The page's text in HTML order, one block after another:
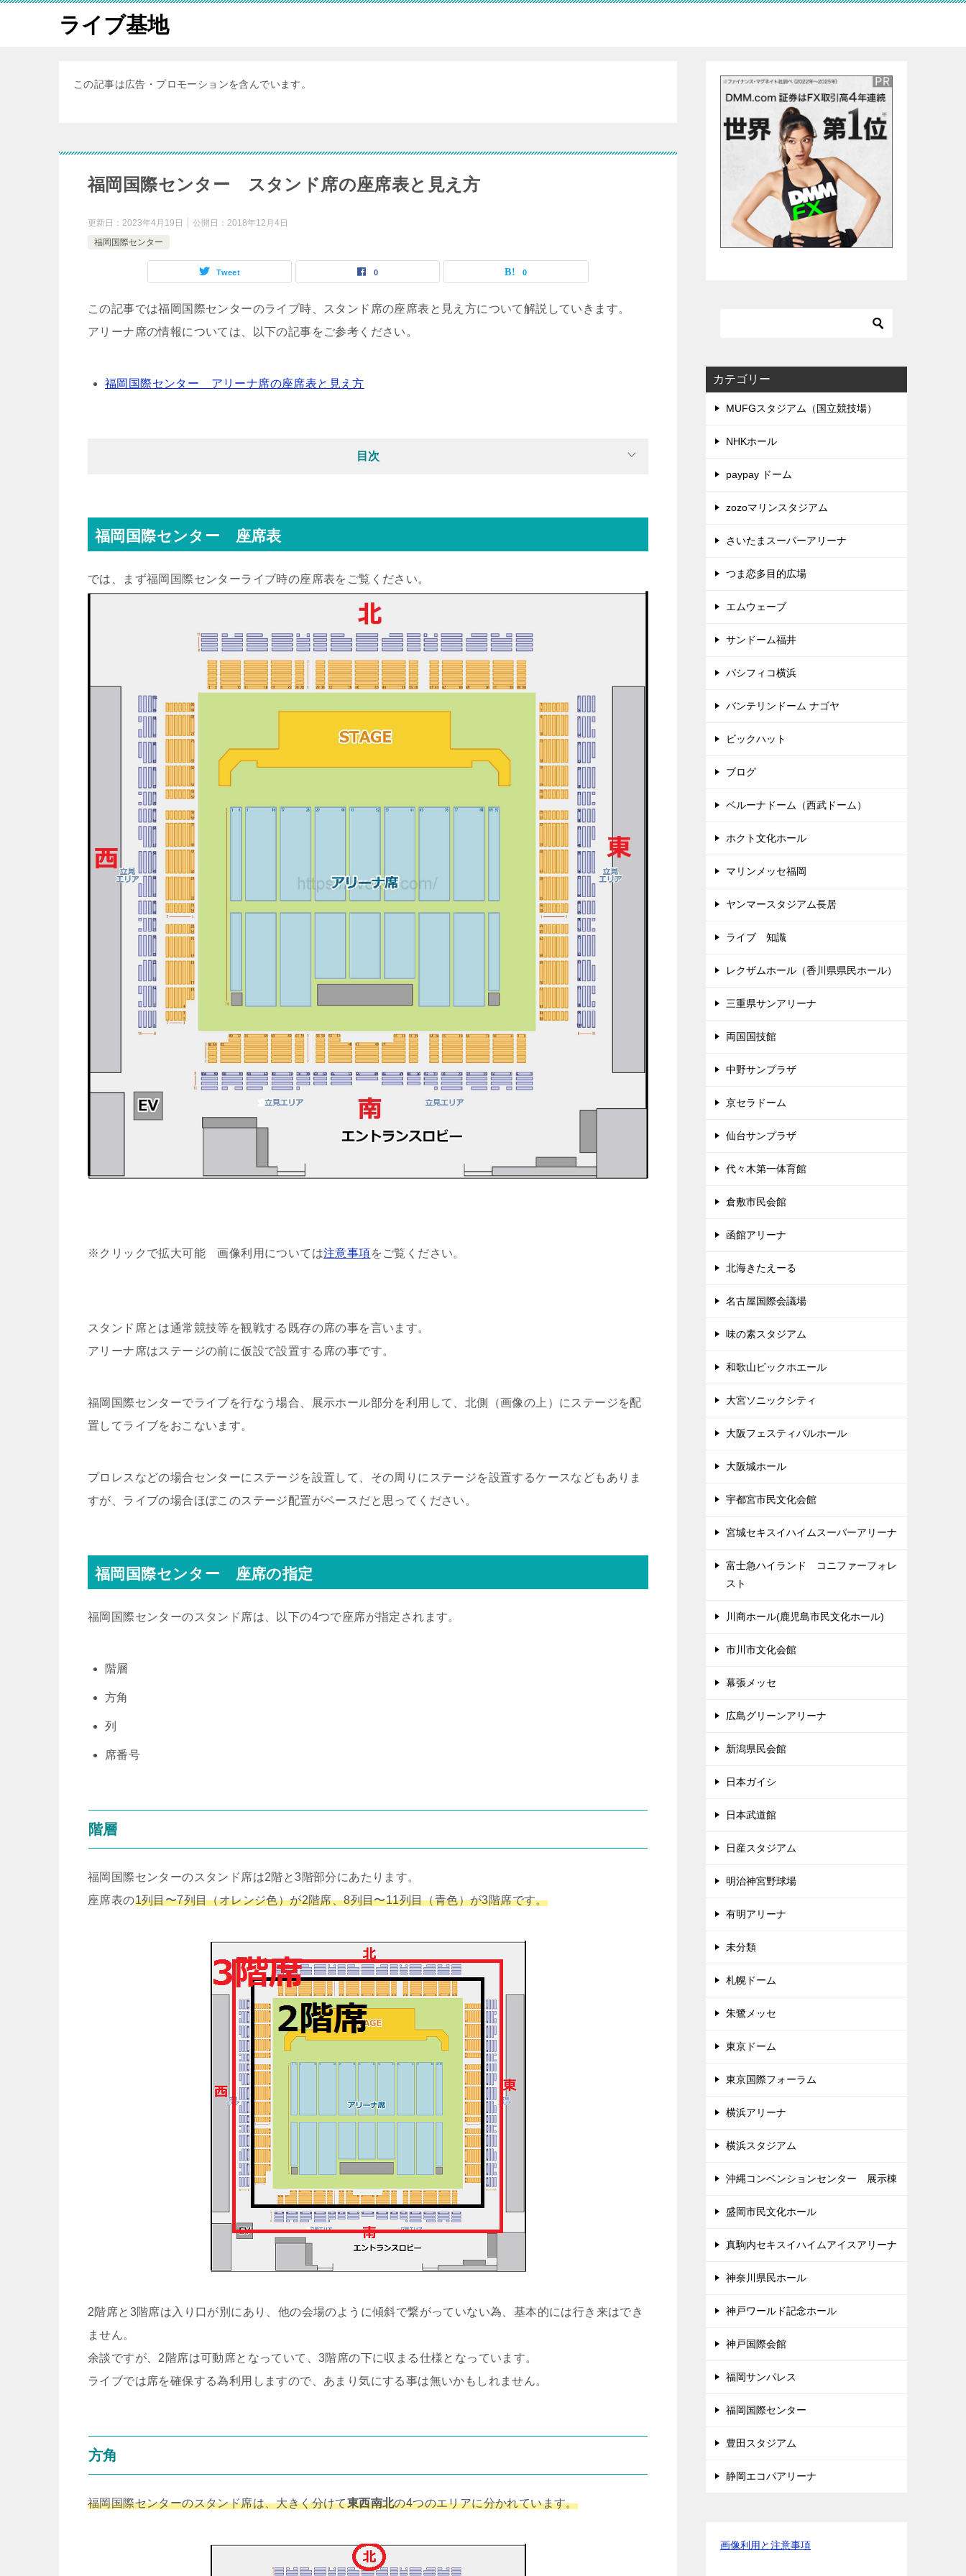
ライブ基地
この記事は広告・プロモーションを含んでいます。
福岡国際センター スタンド席の座席表と見え方
更新日： 2023年4月19日 公開日： 2018年12月4日
福岡国際センター
Tweet 0 0
この記事では福岡国際センターのライブ時、スタンド席の座席表と見え方について解説していきます。
アリーナ席の情報については、以下の記事をご参考ください。
福岡国際センター アリーナ席の座席表と見え方
目次
福岡国際センター 座席表
では、まず福岡国際センターライブ時の座席表をご覧ください。
※クリックで拡大可能 画像利用については注意事項をご覧ください。
スタンド席とは通常競技等を観戦する既存の席の事を言います。
アリーナ席はステージの前に仮設で設置する席の事です。
福岡国際センターでライブを行なう場合、展示ホール部分を利用して、北側（画像の上）にステージを配
置してライブをおこないます。
プロレスなどの場合センターにステージを設置して、その周りにステージを設置するケースなどもありま
すが、ライブの場合ほぼこのステージ配置がベースだと思ってください。
福岡国際センター 座席の指定
福岡国際センターのスタンド席は、以下の4つで座席が指定されます。
階層
方角
列
席番号
階層
福岡国際センターのスタンド席は2階と3階部分にあたります。
座席表の1列目〜7列目（オレンジ色）が2階席、8列目〜11列目（青色）が3階席です。
2階席と3階席は入り口が別にあり、他の会場のように傾斜で繋がっていない為、基本的には行き来はでき
ません。
余談ですが、2階席は可動席となっていて、3階席の下に収まる仕様となっています。
ライブでは席を確保する為利用しますので、あまり気にする事は無いかもしれません。
方角
福岡国際センターのスタンド席は、大きく分けて東西南北の4つのエリアに分かれています。
カテゴリー
MUFGスタジアム（国立競技場）
NHKホール
paypay ドーム
zozoマリンスタジアム
さいたまスーパーアリーナ
つま恋多目的広場
エムウェーブ
サンドーム福井
パシフィコ横浜
バンテリンドーム ナゴヤ
ビックハット
ブログ
ベルーナドーム（西武ドーム）
ホクト文化ホール
マリンメッセ福岡
ヤンマースタジアム長居
ライブ 知識
レクザムホール（香川県県民ホール）
三重県サンアリーナ
両国国技館
中野サンプラザ
京セラドーム
仙台サンプラザ
代々木第一体育館
倉敷市民会館
函館アリーナ
北海きたえーる
名古屋国際会議場
味の素スタジアム
和歌山ビックホエール
大宮ソニックシティ
大阪フェスティバルホール
大阪城ホール
宇都宮市民文化会館
宮城セキスイハイムスーパーアリーナ
富士急ハイランド コニファーフォレ
スト
川商ホール(鹿児島市民文化ホール)
市川市文化会館
幕張メッセ
広島グリーンアリーナ
新潟県民会館
日本ガイシ
日本武道館
日産スタジアム
明治神宮野球場
有明アリーナ
未分類
札幌ドーム
朱鷺メッセ
東京ドーム
東京国際フォーラム
横浜アリーナ
横浜スタジアム
沖縄コンベンションセンター 展示棟
盛岡市民文化ホール
真駒内セキスイハイムアイスアリーナ
神奈川県民ホール
神戸ワールド記念ホール
神戸国際会館
福岡サンパレス
福岡国際センター
豊田スタジアム
静岡エコパアリーナ
画像利用と注意事項